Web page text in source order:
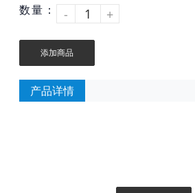
数量：
- +
添加商品
产品详情